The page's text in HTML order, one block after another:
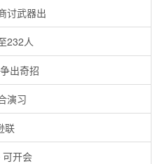
讨武器出
232人
出奇招
演习
联
开会